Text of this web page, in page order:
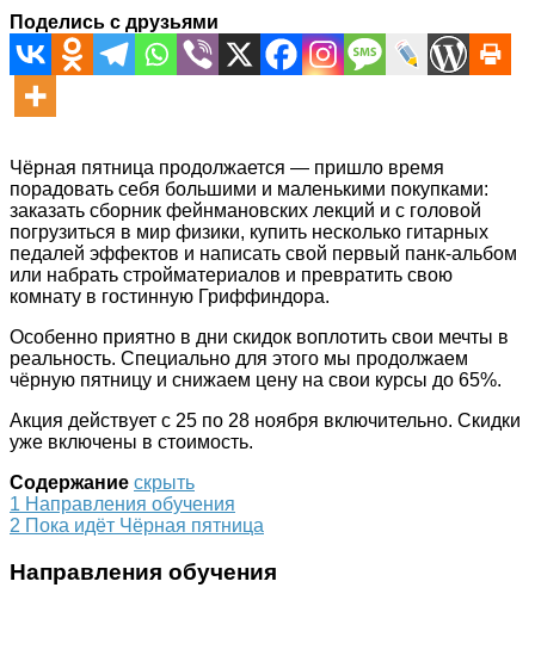
Поделись с друзьями
Чёрная пятница продолжается — пришло время
порадовать себя большими и маленькими покупками:
заказать сборник фейнмановских лекций и с головой
погрузиться в мир физики, купить несколько гитарных
педалей эффектов и написать свой первый панк-альбом
или набрать стройматериалов и превратить свою
комнату в гостинную Гриффиндора.
Особенно приятно в дни скидок воплотить свои мечты в
реальность. Специально для этого мы продолжаем
чёрную пятницу и снижаем цену на свои курсы до 65%.
Акция действует с 25 по 28 ноября включительно. Скидки
уже включены в стоимость.
Содержание скрыть
1 Направления обучения
2 Пока идёт Чёрная пятница
Направления обучения